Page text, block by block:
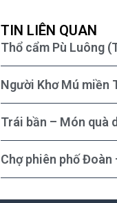
TIN LIÊN QUAN
Thổ cẩm Pù Luông
Người Khơ Mú miền
Trái bần – Món quà
Chợ phiên phố